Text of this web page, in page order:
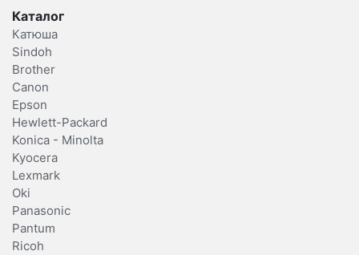
Каталог
Катюша
Sindoh
Brother
Canon
Epson
Hewlett-Packard
Konica - Minolta
Kyocera
Lexmark
Oki
Panasonic
Pantum
Ricoh